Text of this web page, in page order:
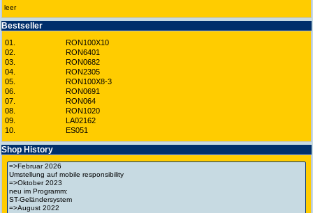
leer
Best­seller
01.
RON100X10
02.
RON6401
03.
RON0682
04.
RON2305
05.
RON100X8-3
06.
RON0691
07.
RON064
08.
RON1020
09.
LA02162
10.
ES051
Shop History